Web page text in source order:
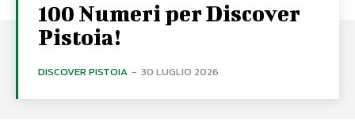
100 Numeri per Discover
Pistoia!
DISCOVER PISTOIA - 30 LUGLIO 2026